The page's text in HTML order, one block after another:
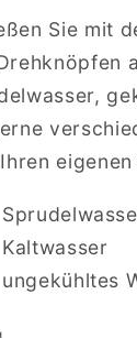
Sie mit
Kaltwasser
ungekühltes